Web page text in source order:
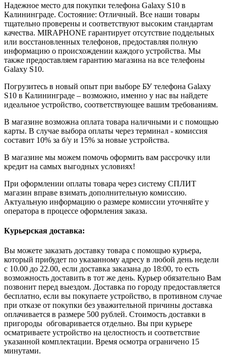
Надежное место для покупки телефона Galaxy S10 в
Калининграде. Состояние: Отличный. Все наши товары
тщательно проверены и соответствуют высоким стандартам
качества. MIRAPHONE гарантирует отсутствие поддельных
или восстановленных телефонов, предоставляя полную
информацию о происхождении каждого устройства. Мы
также предоставляем гарантию магазина на все телефоны
Galaxy S10.
Погрузитесь в новый опыт при выборе БУ телефона Galaxy
S10 в Калининграде – возможно, именно у нас вы найдете
идеальное устройство, соответствующее вашим требованиям.
В магазине возможна оплата товара наличными и с помощью
карты. В случае выбора оплаты через терминал - комиссия
составит 10% за б/у и 15% за новые устройства.
В магазине мы можем помочь оформить вам рассрочку или
кредит на самых выгодных условиях!
При оформлении оплаты товара через систему СПЛИТ
магазин вправе взимать дополнительную комиссию.
Актуальную информацию о размере комиссии уточняйте у
оператора в процессе оформления заказа.
Курьерская доставка:
Вы можете заказать доставку товара с помощью курьера,
который прибудет по указанному адресу в любой день недели
с 10.00 до 22.00, если доставка заказана до 18:00, то есть
возможность доставить в тот же день. Курьер обязательно Вам
позвонит перед выездом. Доставка по городу предоставляется
бесплатно, если вы покупаете устройство, в противном случае
при отказе от покупки без уважительной причины доставка
оплачивается в размере 500 рублей. Стоимость доставки в
пригороды обговаривается отдельно. Вы при курьере
осматриваете устройство на целостность и соответствие
указанной комплектации. Время осмотра ограничено 15
минутами.